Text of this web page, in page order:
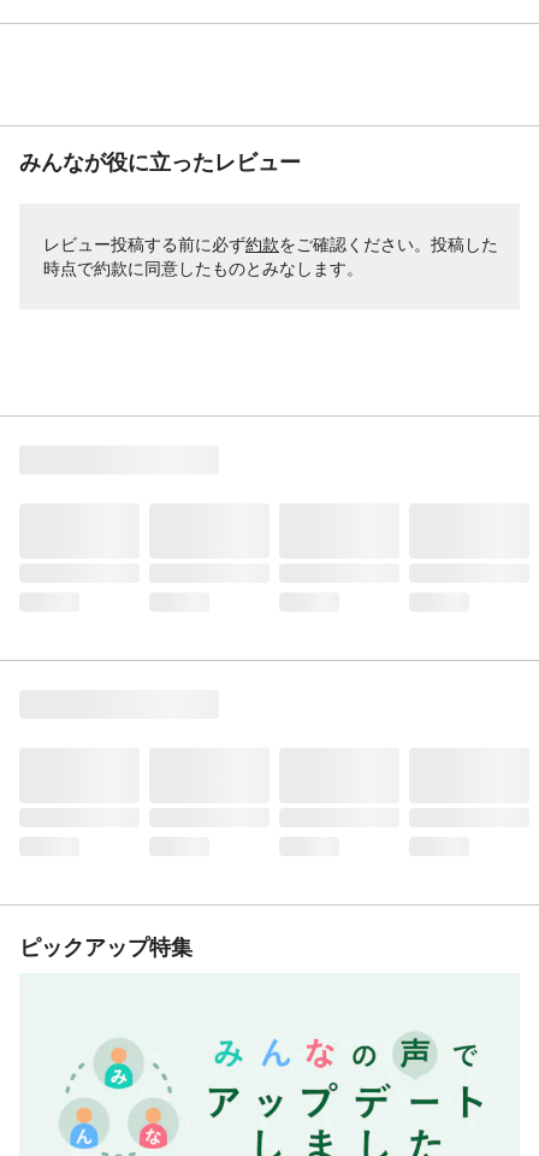
みんなが役に立ったレビュー
レビュー投稿する前に必ず約款をご確認ください。投稿した
時点で約款に同意したものとみなします。
ピックアップ特集